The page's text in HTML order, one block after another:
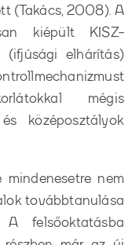
(Takács, 2008). A
kiépült KISZ-
(ifjúsági elhárítás)
mégis
középosztályok
nem
továbbtanulása
felsőoktatásba